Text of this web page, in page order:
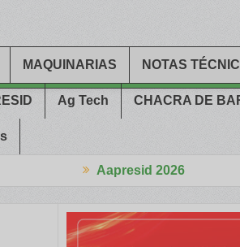
MAQUINARIAS NOTAS
Ag Tech CHACRA DE
Aapresid 2026